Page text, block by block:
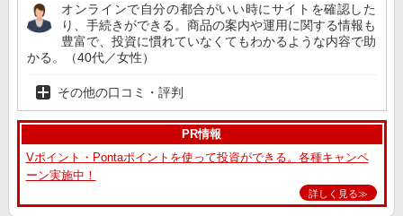
オンラインで自分の都合がいい時にサイトを確認した
り、手続きができる。商品の案内や運用に関する情報も
豊富で、投資に慣れていなくてもわかるような内容で助
かる。（40代／女性）
その他の口コミ・評判
PR情報
Vポイント・Pontaポイントを使って投資ができる。各種キャンペ
ーン実施中！
詳しく見る≫